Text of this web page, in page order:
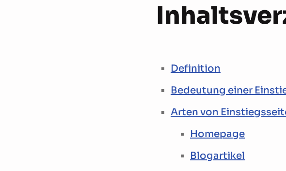
Definition
Bedeutung einer
Arten von
Homepage
Blogartikel